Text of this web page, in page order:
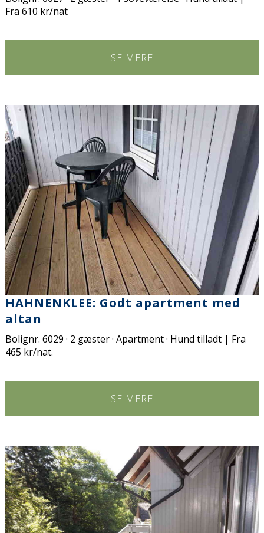
Fra 610 kr/nat
SE MERE
HAHNENKLEE: Godt apartment med
altan
Bolignr. 6029 · 2 gæster · Apartment · Hund tilladt | Fra
465 kr/nat.
SE MERE